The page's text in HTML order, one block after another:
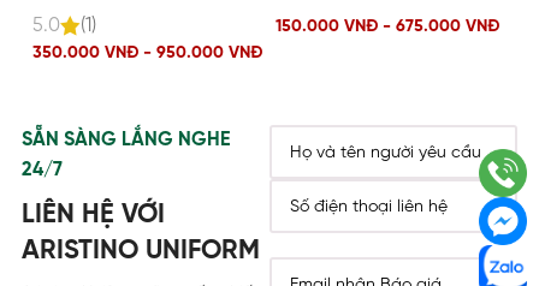
5.0 (1)
350.000 VNĐ - 950.000 VNĐ
150.000 VNĐ - 675.000 VNĐ
SẴN SÀNG LẮNG NGHE
24/7
LIÊN HỆ VỚI
ARISTINO UNIFORM